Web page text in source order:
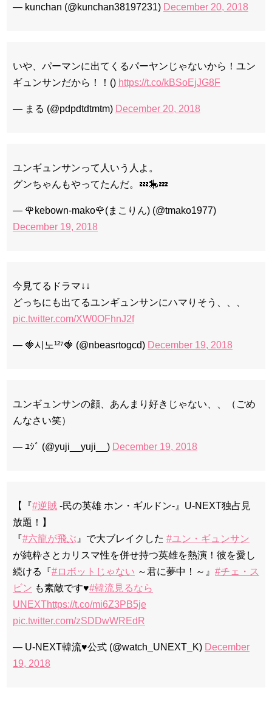
— kunchan (@kunchan38197231) December 20, 2018
いや、パーマンに出てくるパーヤンじゃないから！ユン
ギュンサンだから！！() https://t.co/kBSoEjJG8F
— まる (@pdpdtdtmtm) December 20, 2018
ユンギュンサンって人いう人よ。
グンちゃんもやってたんだ。💤🎠💤
— 🌹kebown-mako🌹(まこりん) (@tmako1977)
December 19, 2018
今見てるドラマ↓↓
どっちにも出てるユンギュンサンにハマりそう、、、
pic.twitter.com/XW0OFhnJ2f
— 🍓시노¹²⁷🍓 (@nbeasrtogcd) December 19, 2018
ユンギュンサンの顔、あんまり好きじゃない、、（ごめ
んなさい笑）
— ﾕｼﾞ (@yuji__yuji__) December 19, 2018
【『#逆賊 -民の英雄 ホン・ギルドン-』U-NEXT独占見
放題！】
『#六龍が飛ぶ 』で大ブレイクした #ユン・ギュンサン
が純粋さとカリスマ性を併せ持つ英雄を熱演！彼を愛し
続ける『#ロボットじゃない ～君に夢中！～』 #チェ・ス
ビン も素敵です♥️#韓流見るなら
UNEXThttps://t.co/mi6Z3PB5je
pic.twitter.com/zSDDwWREdR
— U-NEXT韓流♥公式 (@watch_UNEXT_K) December
19, 2018